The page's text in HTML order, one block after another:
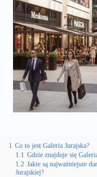
1 Co to jest Galeria Jurajska?
1.1 Gdzie znajduje się
1.2 Jakie są najważniejsze
Jurajskiej?